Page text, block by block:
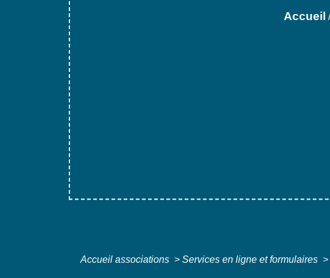
Accueil
Accueil associations > Services en ligne et formulaires >